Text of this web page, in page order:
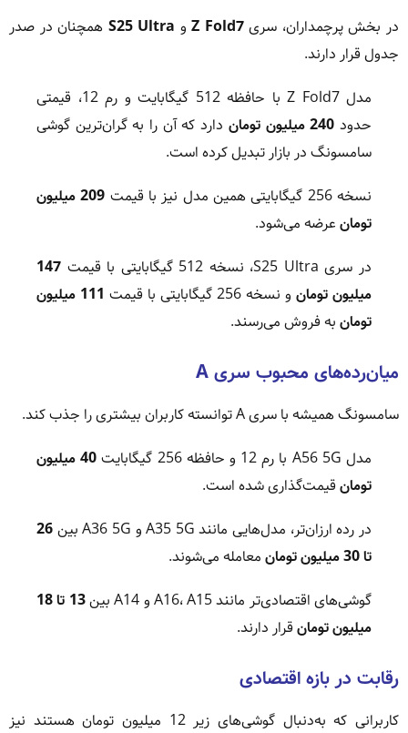
در بخش پرچمداران، سریZ Fold7و S25 Ultra همچنان در صدر
جدول قرار دارند.
مدل Z Fold7 با حافظه 512 گیگابایت و رم 12، قیمتی
حدود 240 میلیون تومان
دارد که آن را به گران‌ترین گوشی
سامسونگ در بازار تبدیل کرده است.
نسخه 256 گیگابایتی همین مدل نیز با قیمت
209 میلیون
تومان عرضه می‌شود.
در سری S25 Ultra، نسخه 512 گیگابایتی با قیمت
147
میلیون تومان و نسخه 256 گیگابایتی با قیمت
111 میلیون
تومان به فروش می‌رسند.
میان‌رده‌های محبوب سری A
سامسونگ همیشه با سری A توانسته کاربران بیشتری را جذب کند.
مدل A56 5G با رم 12 و حافظه 256 گیگابایت
40 میلیون
تومان قیمت‌گذاری شده است.
در رده ارزان‌تر، مدل‌هایی مانند A35 5G و A36 5G بین
26
تا 30 میلیون تومان
معامله می‌شوند.
گوشی‌های اقتصادی‌تر مانند A16، A15 و A14 بین
13 تا 18
میلیون تومان قرار دارند.
رقابت در بازه اقتصادی
کاربرانی که به‌دنبال گوشی‌های زیر 12 میلیون تومان هستند نیز